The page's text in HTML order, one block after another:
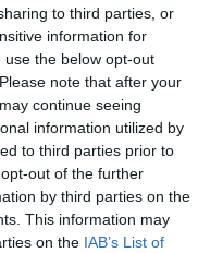
to third parties, or
information for
the below opt-out
note that after your
continue seeing
information utilized by
to third parties prior to
out of the further
by third parties on the
This information may
on the IAB’s List of
ha limitado la
que poco a poco se
han gastado
internacional,
actores.
blanco—,
enItalia (85,6
(70 millones),Francia
millones).
vuelve a recuperar